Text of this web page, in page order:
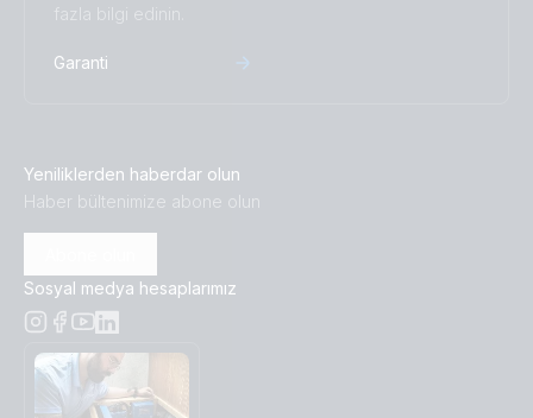
fazla bilgi edinin.
Garanti
Yeniliklerden haberdar olun
Haber bültenimize abone olun
Sosyal medya hesaplarımız